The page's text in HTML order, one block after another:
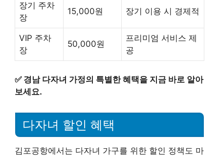
장기 주차
장
15,000원 장기 이용 시 경제적
VIP 주차
장
50,000원
프리미엄 서비스 제
공
✅ 경남 다자녀 가정의 특별한 혜택을 지금 바로 알아
보세요.
다자녀 할인 혜택
김포공항에서는 다자녀 가구를 위한 할인 정책도 마